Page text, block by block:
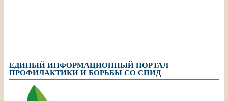
ЕДИНЫЙ ИНФОРМАЦИОННЫЙ ПОРТАЛ
ПРОФИЛАКТИКИ И БОРЬБЫ СО СПИД